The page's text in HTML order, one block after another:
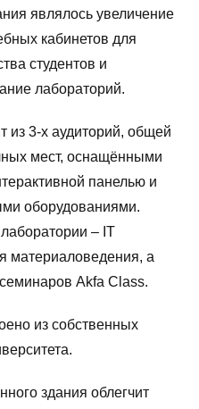
являлось увеличение
кабинетов для
студентов и
лабораторий.
из 3-х аудиторий, общей
мест, оснащёнными
панелью и
оборудованиями.
– IT
материаловедения, а
Akfa Class.
из собственных
здания облегчит